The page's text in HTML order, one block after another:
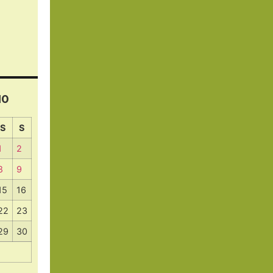
S
S
2
9
16
23
30